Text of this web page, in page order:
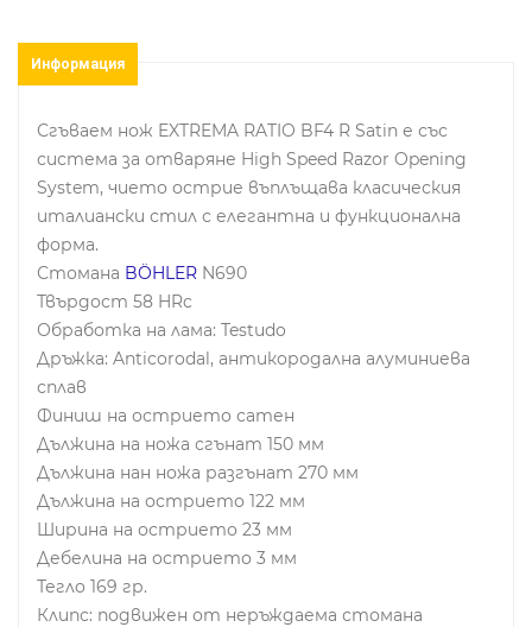
Информация
Сгъваем нож EXTREMA RATIO BF4 R Satin е със
система за отваряне High Speed ​​Razor Opening
System, чието острие въплъщава класическия
италиански стил с елегантна и функционална
форма.
Стомана BÖHLER N690
Твърдост 58 HRc
Обработка на лама: Testudo
Дръжка: Anticorodal, антикородална алуминиева
сплав
Финиш на острието сатен
Дължина на ножа сгънат 150 мм
Дължина нан ножа разгънат 270 мм
Дължина на острието 122 мм
Ширина на острието 23 мм
Дебелина на острието 3 мм
Тегло 169 гр.
Клипс: подвижен от неръждаема стомана